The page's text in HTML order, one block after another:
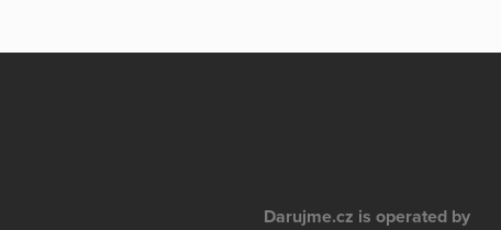
Darujme.cz is operated by